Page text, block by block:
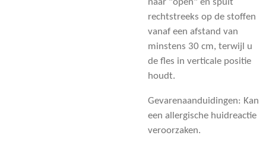
naar "open" en spuit
rechtstreeks op de stoffen
vanaf een afstand van
minstens 30 cm, terwijl u
de fles in verticale positie
houdt.
Gevarenaanduidingen: Kan
een allergische huidreactie
veroorzaken.